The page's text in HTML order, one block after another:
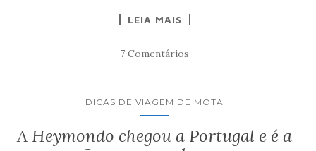
LEIA MAIS
7 Comentários
DICAS DE VIAGEM DE MOTA
A Heymondo chegou a Portugal e é a